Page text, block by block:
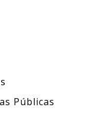
Públicas